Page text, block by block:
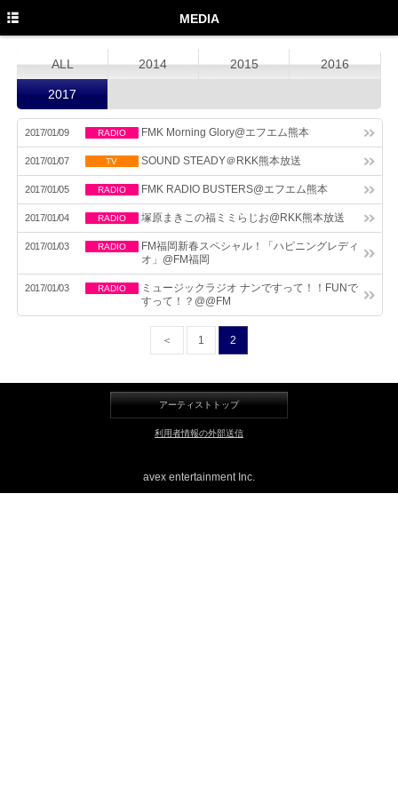
MEDIA
ALL 2014 2015 2016
2017
2017/01/09 RADIO FMK Morning Glory@エフエム熊本
2017/01/07 TV SOUND STEADY＠RKK熊本放送
2017/01/05 RADIO FMK RADIO BUSTERS@エフエム熊本
2017/01/04 RADIO 塚原まきこの福ミミらじお@RKK熊本放送
2017/01/03 RADIO
FM福岡新春スペシャル！「ハピニングレディ
オ」@FM福岡
2017/01/03 RADIO
ミュージックラジオ ナンですって！！FUNで
すって！？@@FM
＜ 1 2
アーティストトップ
利用者情報の外部送信
avex entertainment Inc.
MEDIA
LIVE
DISCOGRAPHY
MOVIE
Twitter